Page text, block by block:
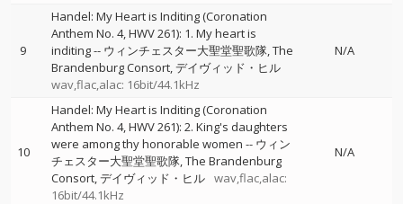
9
Handel: My Heart is Inditing (Coronation
Anthem No. 4, HWV 261): 1. My heart is
inditing-- ウィンチェスター大聖堂聖歌隊 The
Brandenburg Consort デイヴィッド・ヒル
wav,flac,alac: 16bit/44.1kHz
N/A
10
Handel: My Heart is Inditing (Coronation
Anthem No. 4, HWV 261): 2. King's daughters
were among thy honorable women -- ウィン
チェスター大聖堂聖歌隊 The Brandenburg
Consort デイヴィッド・ヒル wav,flac,alac:
16bit/44.1kHz
N/A